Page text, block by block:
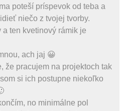
poteší príspevok od teba a
niečo z tvojej tvorby.
a ten kvetinový rámik je
ach jaj 😀
že pracujem na projektoch tak
si ich postupne niekoľko
no minimálne pol